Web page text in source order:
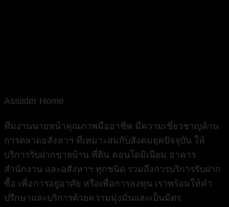
Assister Home
ทีมงานนายหน้าคุณภาพมืออาชีพ มีความเชี่ยวชาญด้าน
การตลาดอสังหาฯ ที่เหมาะสมกับสังคมยุคปัจจุบัน ให้
บริการรับฝากขายบ้าน ที่ดิน คอนโดมิเนียม อาคาร
สำนักงาน และอสังหาฯ ทุกชนิด รวมถึงการบริการรับฝาก
ซื้อ เพื่อการอยู่อาศัย หรือเพื่อการลงทุน เราพร้อมให้คำ
ปรึกษาและบริการด้วยความมุ่งมั่นและเป็นมิตร